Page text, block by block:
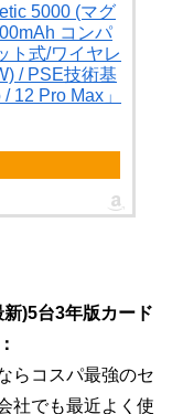
5000 (マグ
コンパ
ト式/ワイヤレ
/ PSE技術基
12 Pro Max」
)5台3年版カード
らコスパ最強のセ
社でも最近よく使